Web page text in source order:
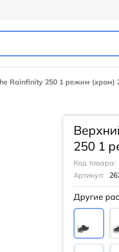
Rainfinity 250 1 режим (хром)
250 1
Код товара:
Артикул:
Другие